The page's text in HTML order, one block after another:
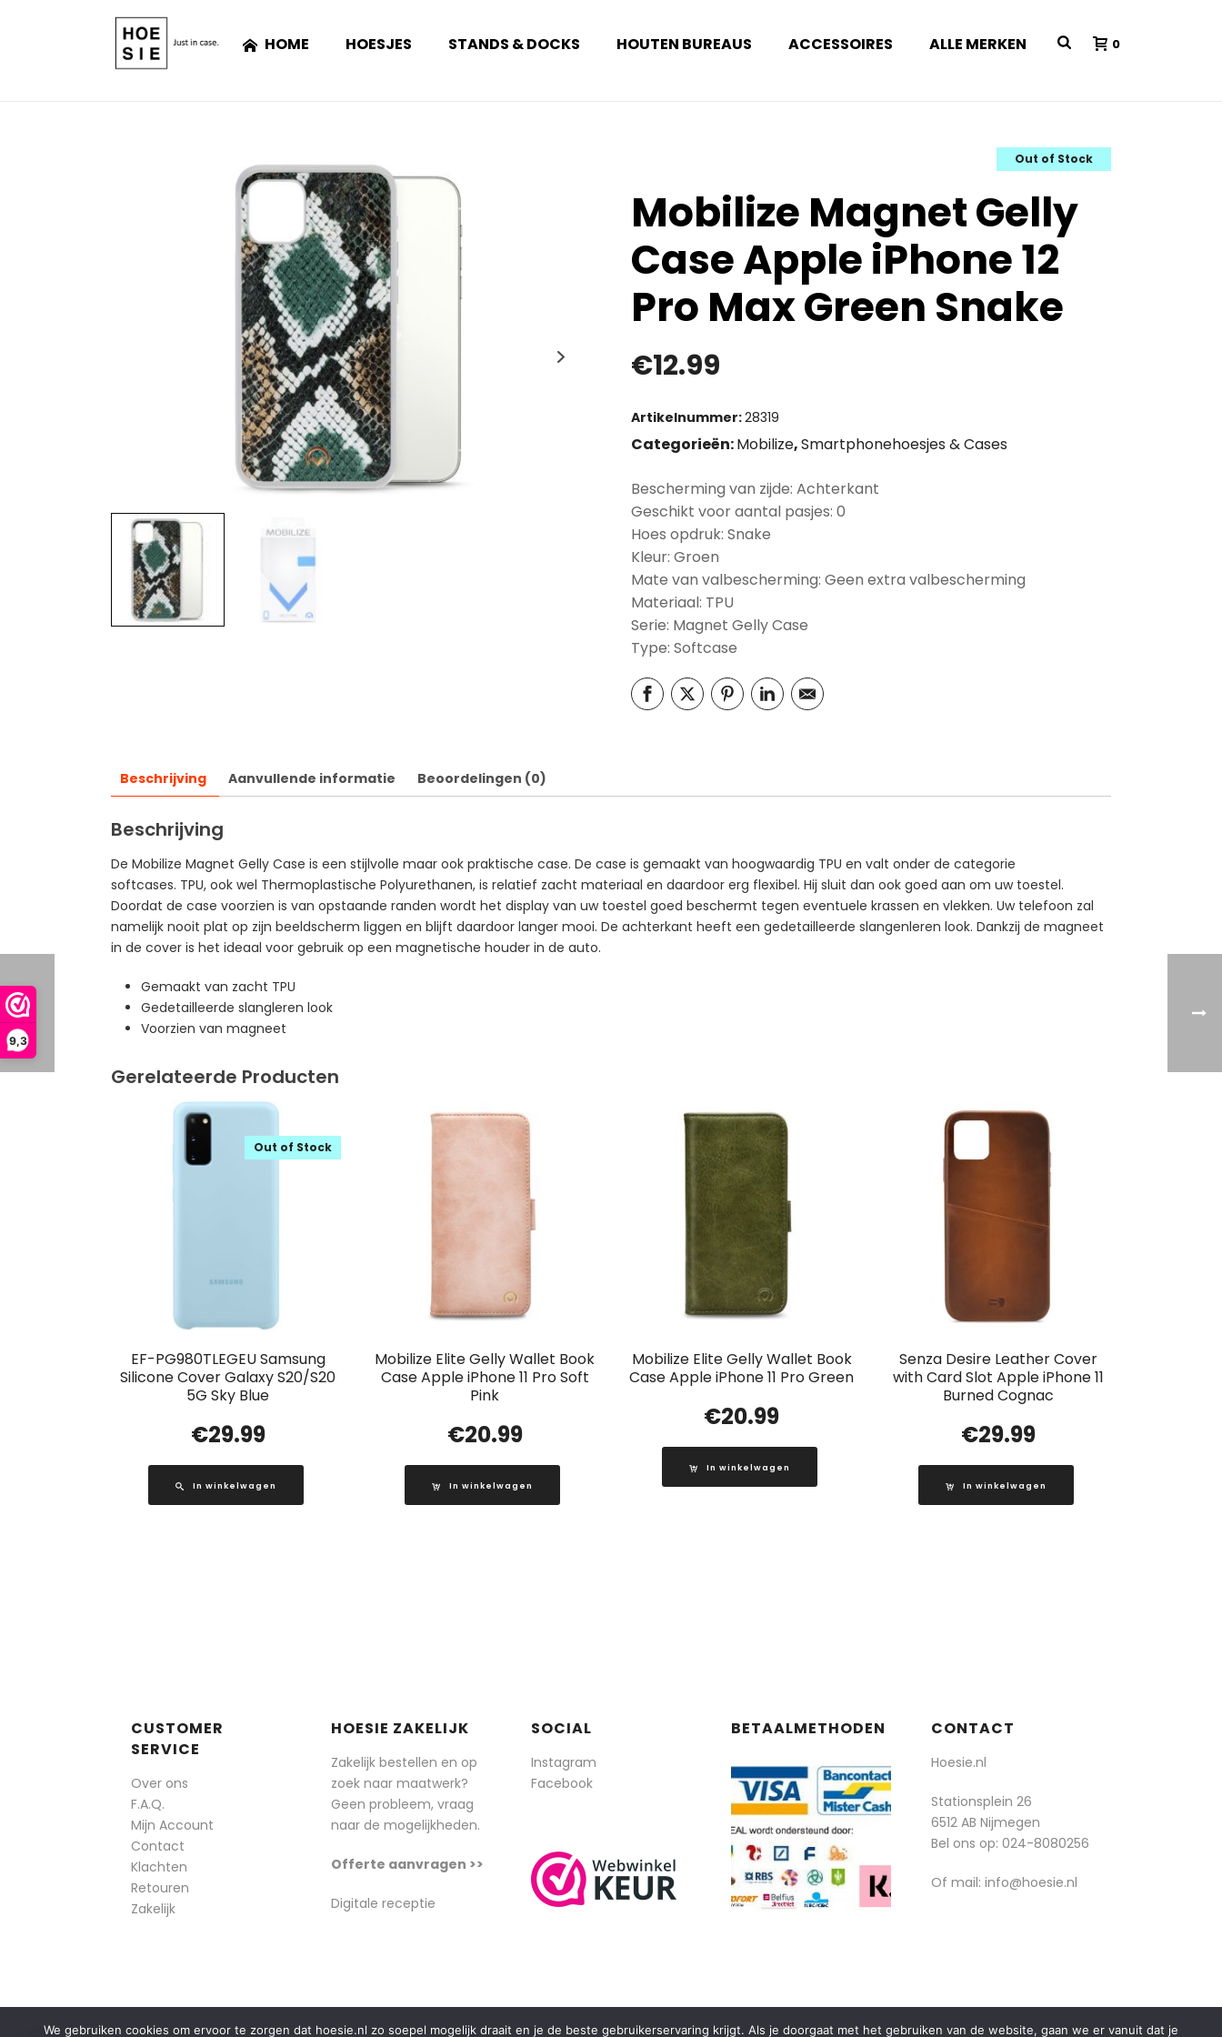
9,3
HOME HOESJES STANDS & DOCKS HOUTEN BUREAUS ACCESSOIRES ALLE MERKEN 0
Out of Stock
Mobilize Magnet Gelly
Case Apple iPhone 12
Pro Max Green Snake
€12.99
Artikelnummer:28319
Categorieën:Mobilize,Smartphonehoesjes & Cases
Bescherming van zijde: Achterkant
Geschikt voor aantal pasjes: 0
Hoes opdruk: Snake
Kleur: Groen
Mate van valbescherming: Geen extra valbescherming
Materiaal: TPU
Serie: Magnet Gelly Case
Type: Softcase
Beschrijving Aanvullende informatie Beoordelingen (0)
Beschrijving
De Mobilize Magnet Gelly Case is een stijlvolle maar ook praktische case. De case is gemaakt van hoogwaardig TPU en valt onder de categorie
softcases. TPU, ook wel Thermoplastische Polyurethanen, is relatief zacht materiaal en daardoor erg flexibel. Hij sluit dan ook goed aan om uw toestel.
Doordat de case voorzien is van opstaande randen wordt het display van uw toestel goed beschermt tegen eventuele krassen en vlekken. Uw telefoon zal
namelijk nooit plat op zijn beeldscherm liggen en blijft daardoor langer mooi. De achterkant heeft een gedetailleerde slangenleren look. Dankzij de magneet
in de cover is het ideaal voor gebruik op een magnetische houder in de auto.
Gemaakt van zacht TPU
Gedetailleerde slangleren look
Voorzien van magneet
Gerelateerde Producten
EF-PG980TLEGEU Samsung
Silicone Cover Galaxy S20/S20
5G Sky Blue
Out of Stock
€29.99
In winkelwagen
Mobilize Elite Gelly Wallet Book
Case Apple iPhone 11 Pro Soft
Pink
€20.99
In winkelwagen
Mobilize Elite Gelly Wallet Book
Case Apple iPhone 11 Pro Green
€20.99
In winkelwagen
Senza Desire Leather Cover
with Card Slot Apple iPhone 11
Burned Cognac
€29.99
In winkelwagen
CUSTOMER
SERVICE
Over ons
F.A.Q.
Mijn Account
Contact
Klachten
Retouren
Zakelijk
HOESIE ZAKELIJK
Zakelijk bestellen en op
zoek naar maatwerk?
Geen probleem, vraag
naar de mogelijkheden.
Offerte aanvragen >>
Digitale receptie
SOCIAL
Instagram
Facebook
BETAALMETHODEN CONTACT
Hoesie.nl
Stationsplein 26
6512 AB Nijmegen
Bel ons op: 024-8080256
Of mail: info@hoesie.nl
We gebruiken cookies om ervoor te zorgen dat hoesie.nl zo soepel mogelijk draait en je de beste gebruikerservaring krijgt. Als je doorgaat met het gebruiken van de website, gaan we er vanuit dat je